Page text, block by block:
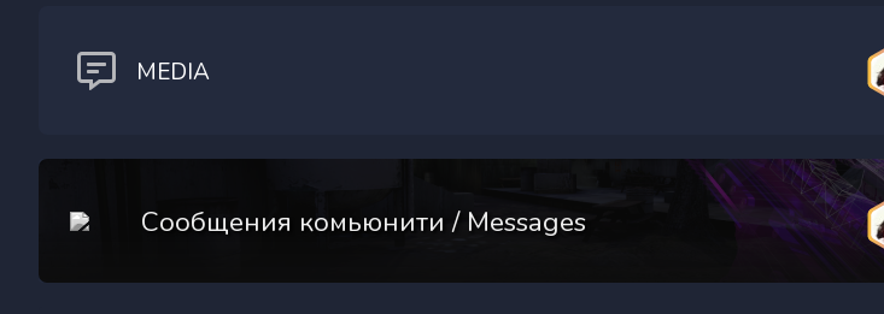
MEDIA
Сообщения комьюнити / Messages